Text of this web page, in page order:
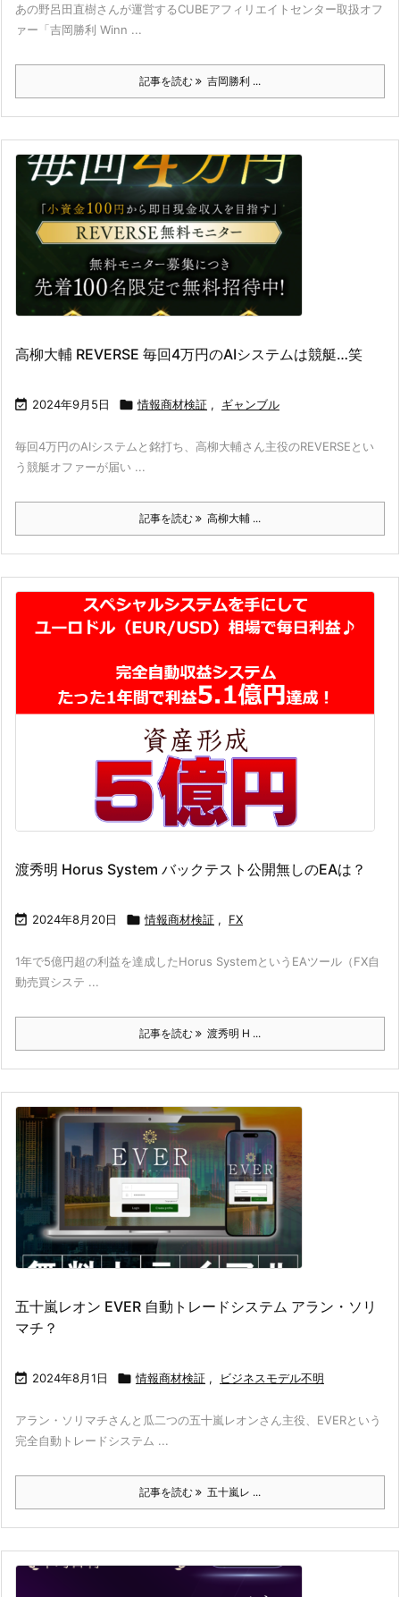
あの野呂田直樹さんが運営するCUBEアフィリエイトセンター取扱オフ
ァー「吉岡勝利 Winn ...
記事を読む 吉岡勝利 ...
高柳大輔 REVERSE 毎回4万円のAIシステムは競艇…笑
 2024年9月5日  情報商材検証 , ギャンブル
毎回4万円のAIシステムと銘打ち、高柳大輔さん主役のREVERSEとい
う競艇オファーが届い ...
記事を読む 高柳大輔 ...
渡秀明 Horus System バックテスト公開無しのEAは？
 2024年8月20日  情報商材検証 , FX
1年で5億円超の利益を達成したHorus SystemというEAツール（FX自
動売買システ ...
記事を読む 渡秀明 H ...
五十嵐レオン EVER 自動トレードシステム アラン・ソリ
マチ？
 2024年8月1日  情報商材検証 , ビジネスモデル不明
アラン・ソリマチさんと瓜二つの五十嵐レオンさん主役、EVERという
完全自動トレードシステム ...
記事を読む 五十嵐レ ...